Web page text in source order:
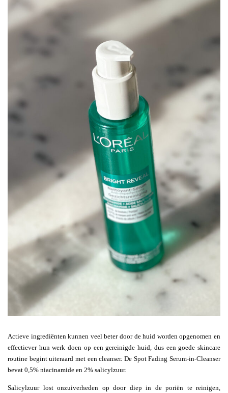
Actieve ingrediënten kunnen veel beter door de huid worden opgenomen en
effectiever hun werk doen op een gereinigde huid, dus een goede skincare
routine begint uiteraard met een cleanser. De Spot Fading Serum-in-Cleanser
bevat 0,5% niacinamide en 2% salicylzuur.
Salicylzuur lost onzuiverheden op door diep in de poriën te reinigen,